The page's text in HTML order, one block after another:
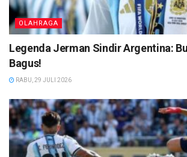
OLAHRAGA
Legenda Jerman Sindir Argentina:
Bagus!
RABU, 29 JULI 2026